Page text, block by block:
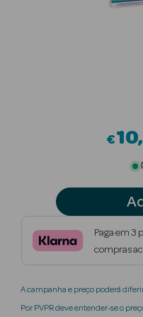
Beauty Season
Beauty Season
Beauty Season
Beauty Season
€10
Paga em 3
compras
A campanha e preço poderá
Por PVPR deve entender-se o